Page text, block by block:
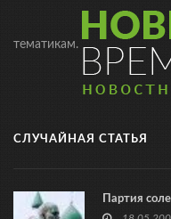
тематикам.
СЛУЧАЙНАЯ СТАТЬЯ
Партия